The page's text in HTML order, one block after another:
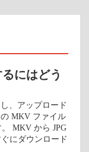
にはどう
、アップロード
MKV ファイル
MKV から JPG
にダウンロード